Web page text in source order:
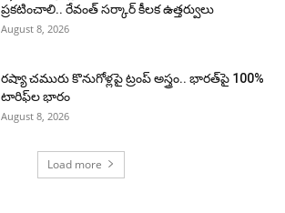
ప్రకటించాలి.. రేవంత్ సర్కార్ కీలక ఉత్తర్వులు
August 8, 2026
రష్యా చమురు కొనుగోళ్లపై ట్రంప్ అస్త్రం.. భారత్‌పై 100%
టారిఫ్‌ల భారం
August 8, 2026
Load more